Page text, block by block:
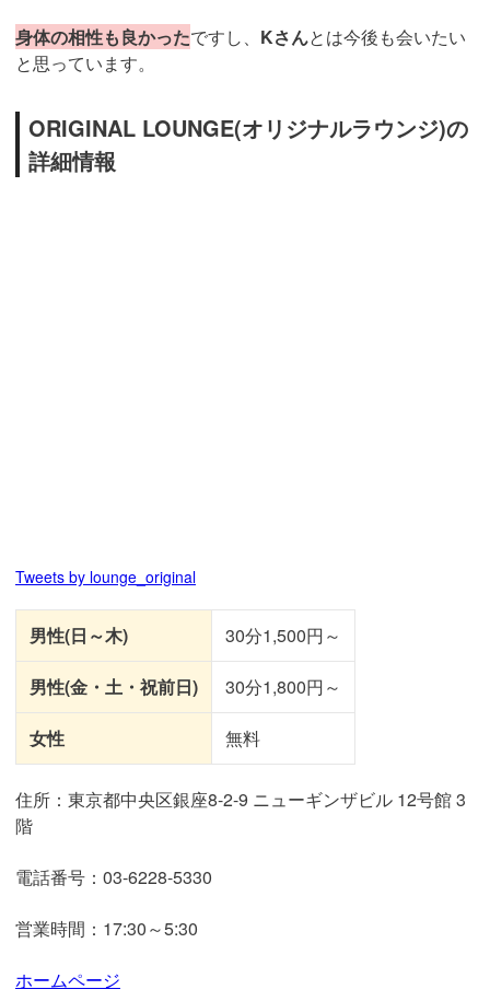
身体の相性も良かったですし、 Kさんとは今後も会いたい
と思っています。
ORIGINAL LOUNGE(オリジナルラウンジ)の
詳細情報
Tweets by lounge_original
男性(日～木) 30分1,500円～
男性(金・土・祝前日) 30分1,800円～
女性 無料
住所：東京都中央区銀座8-2-9 ニューギンザビル 12号館 3
階
電話番号：03-6228-5330
営業時間：17:30～5:30
ホームページ